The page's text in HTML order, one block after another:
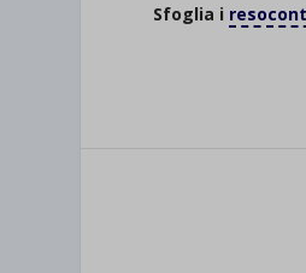
Sfoglia i